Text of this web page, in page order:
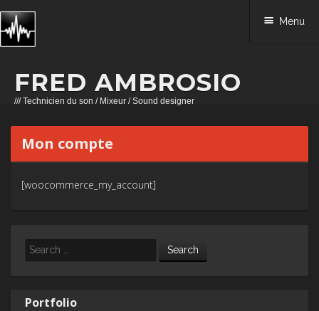
FRED AMBROSIO
/// Technicien du son / Mixeur / Sound designer
Menu
Skip to content
Mon compte
[woocommerce_my_account]
Search
Portfolio